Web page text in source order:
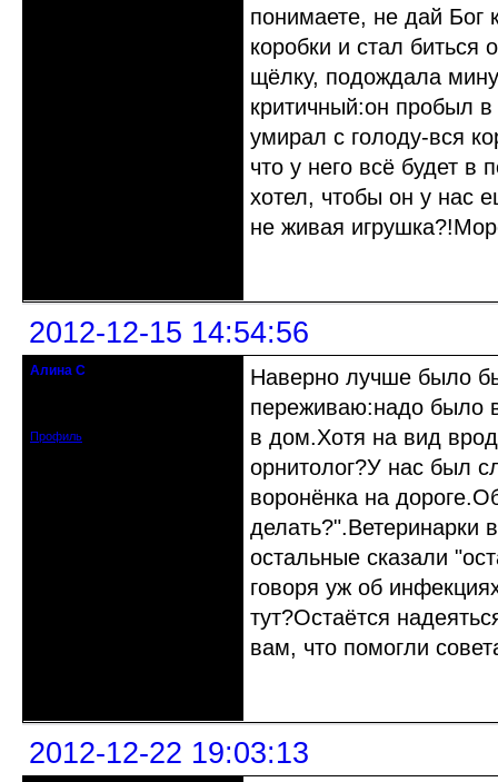
понимаете, не дай Бог
коробки и стал биться
щёлку, подождала
критичный:он пробыл
умирал с голоду-вся
что у него всё будет
хотел, чтобы он у нас
не живая
2012-12-15 14:54:56
Алина С
Профиль
Наверно лучше было
переживаю:надо было
в дом.Хотя на вид
орнитолог?У нас был
воронёнка на
делать?".Ветеринарки
остальные сказали
говоря уж об
тут?Остаётся
вам, что помогли
2012-12-22 19:03:13